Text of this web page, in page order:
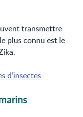
transmettre
plus connu est le
d’insectes